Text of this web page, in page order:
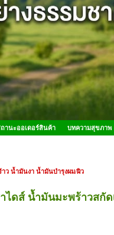
ถานะออเดอร์สินค้า บทความสุขภาพ
ว น้ำมันงา น้ำมันบำรุงผม/ผิว
ไดส์ น้ำมันมะพร้าวสกัด